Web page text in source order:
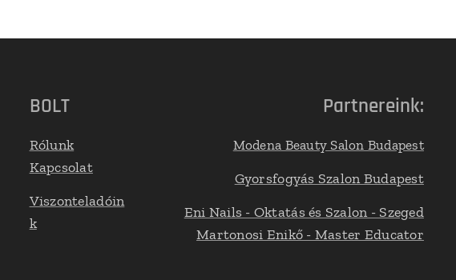
BOLT
Rólunk
Kapcsolat
Viszonteladóin
k
Partnereink:
Modena Beauty Salon Budapest
Gyorsfogyás Szalon Budapest
Eni Nails - Oktatás és Szalon - Szeged
Martonosi Enikő - Master Educator